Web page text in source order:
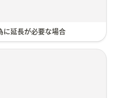
に延長が必要な場合